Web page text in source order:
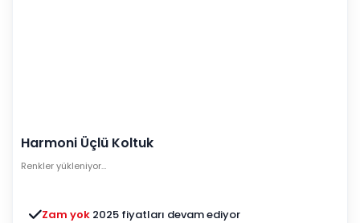
Harmoni Üçlü Koltuk
Renkler yükleniyor…
Zam yok 2025 fiyatları devam ediyor